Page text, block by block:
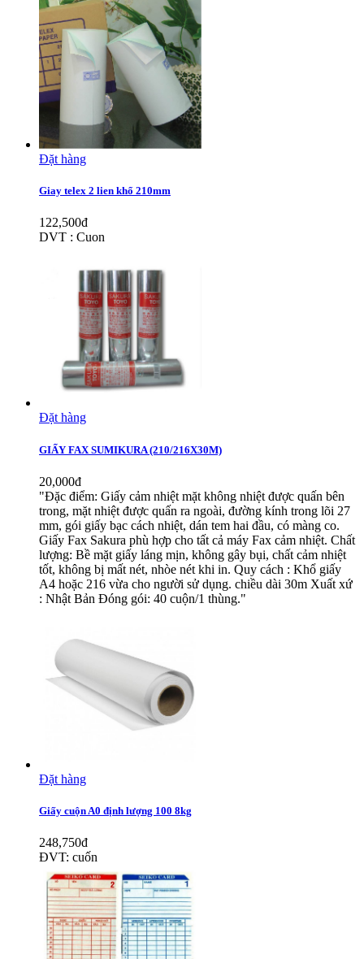
Đặt hàng
Giay telex 2 lien khổ 210mm
122,500đ
DVT : Cuon
Đặt hàng
GIẤY FAX SUMIKURA (210/216X30M)
20,000đ
"Đặc điểm: Giấy cảm nhiệt mặt không nhiệt được quấn bên
trong, mặt nhiệt được quấn ra ngoài, đường kính trong lõi 27
mm, gói giấy bạc cách nhiệt, dán tem hai đầu, có màng co.
Giấy Fax Sakura phù hợp cho tất cả máy Fax cảm nhiệt. Chất
lượng: Bề mặt giấy láng mịn, không gây bụi, chất cảm nhiệt
tốt, không bị mất nét, nhòe nét khi in. Quy cách : Khổ giấy
A4 hoặc 216 vừa cho người sử dụng. chiều dài 30m Xuất xứ
: Nhật Bản Đóng gói: 40 cuộn/1 thùng."
Đặt hàng
Giấy cuộn A0 định lượng 100 8kg
248,750đ
ĐVT: cuốn